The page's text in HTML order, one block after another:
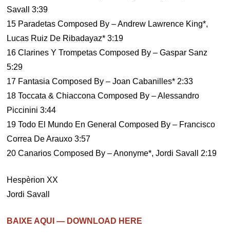
Savall 3:39
15 Paradetas Composed By – Andrew Lawrence King*,
Lucas Ruiz De Ribadayaz* 3:19
16 Clarines Y Trompetas Composed By – Gaspar Sanz
5:29
17 Fantasia Composed By – Joan Cabanilles* 2:33
18 Toccata & Chiaccona Composed By – Alessandro
Piccinini 3:44
19 Todo El Mundo En General Composed By – Francisco
Correa De Arauxo 3:57
20 Canarios Composed By – Anonyme*, Jordi Savall 2:19
Hespèrion XX
Jordi Savall
BAIXE AQUI — DOWNLOAD HERE